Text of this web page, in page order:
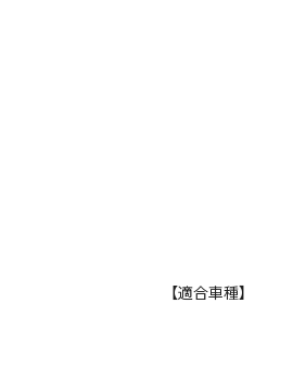
【適合車種】